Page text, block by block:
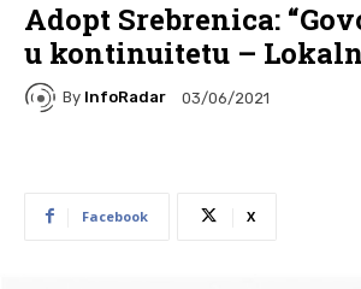
Adopt Srebrenica:
u kontinuitetu –
By InfoRadar 03/06/2021
Facebook X